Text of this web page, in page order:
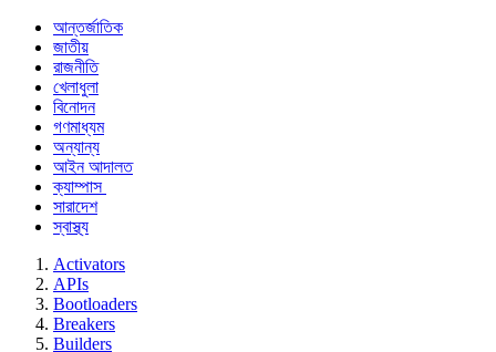
আন্তর্জাতিক
জাতীয়
রাজনীতি
খেলাধুলা
বিনোদন
গণমাধ্যম
অন্যান্য
আইন আদালত
ক্যাম্পাস
সারাদেশ
স্বাস্থ্য
Activators
APIs
Bootloaders
Breakers
Builders